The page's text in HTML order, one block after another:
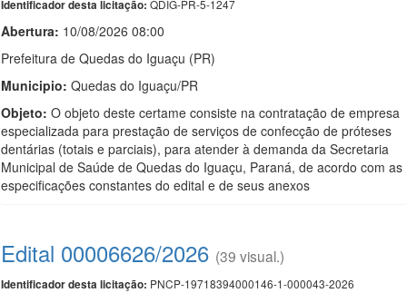
Identificador desta licitação: QDIG-PR-5-1247
Abertura: 10/08/2026 08:00
Prefeitura de Quedas do Iguaçu (PR)
Municipio: Quedas do Iguaçu/PR
Objeto: O objeto deste certame consiste na contratação de empresa
especializada para prestação de serviços de confecção de próteses
dentárias (totais e parciais), para atender à demanda da Secretaria
Municipal de Saúde de Quedas do Iguaçu, Paraná, de acordo com as
especificações constantes do edital e de seus anexos
Edital 00006626/2026 (39 visual.)
Identificador desta licitação: PNCP-19718394000146-1-000043-2026